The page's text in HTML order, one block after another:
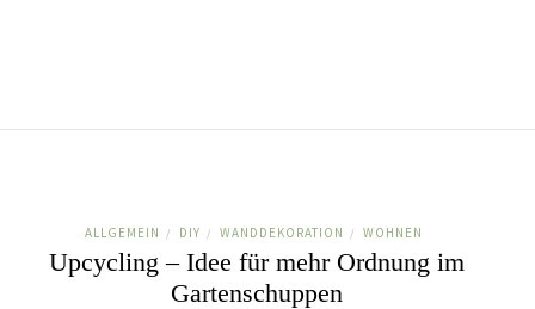
ALLGEMEIN / DIY / WANDDEKORATION / WOHNEN
Upcycling – Idee für mehr Ordnung im
Gartenschuppen